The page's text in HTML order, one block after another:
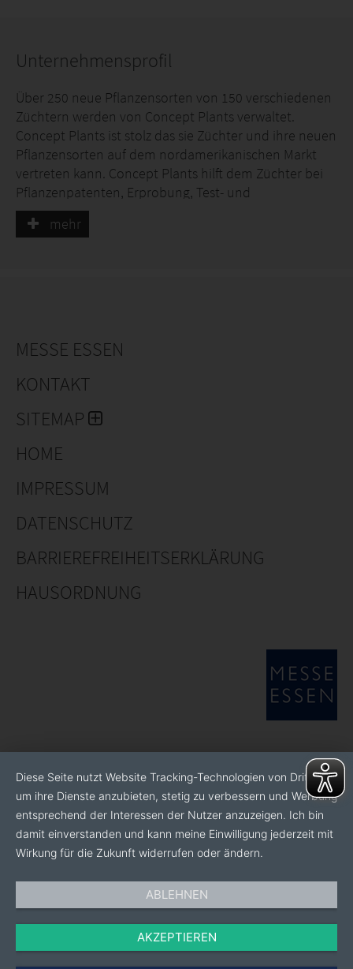
Unternehmensprofil
Über 250 neue Pflanzensorten von 150 verschiedenen
Züchtern werden von Concept Plants verwaltet.
Concept Plants ist stolz das sie Züchter und ihre neuen
Pflanzensorten auf dem nordamerikanischen Markt
vertreten kann. Concept Plants hilft dem Züchter bei
Pflanzenpatenten, Erprobung, Test- und
Lizenzvereinbarungen, Einführungen, Fotografieren,
Lizenzgebühren und vielem mehr! Unser Ziel für den
mehr
MESSE ESSEN
KONTAKT
SITEMAP
HOME
IMPRESSUM
DATENSCHUTZ
BARRIEREFREIHEITSERKLÄRUNG
HAUSORDNUNG
Diese Seite nutzt Website Tracking-Technologien von Dritten,
um ihre Dienste anzubieten, stetig zu verbessern und Werbung
entsprechend der Interessen der Nutzer anzuzeigen. Ich bin
damit einverstanden und kann meine Einwilligung jederzeit mit
Wirkung für die Zukunft widerrufen oder ändern.
ABLEHNEN
AKZEPTIEREN